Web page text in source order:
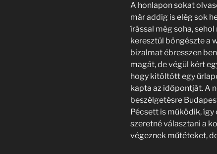
A honlapon sokat
már addig is elég sok
írással még soha,
keresztül böngészte a
bizalmat ébresszen
magát, de végül kért
hogy kitöltött egy
kapta az időpontját. A
beszélgetésre
Pécsett is működik, így
szeretné választani a
végeznek műtéteket,